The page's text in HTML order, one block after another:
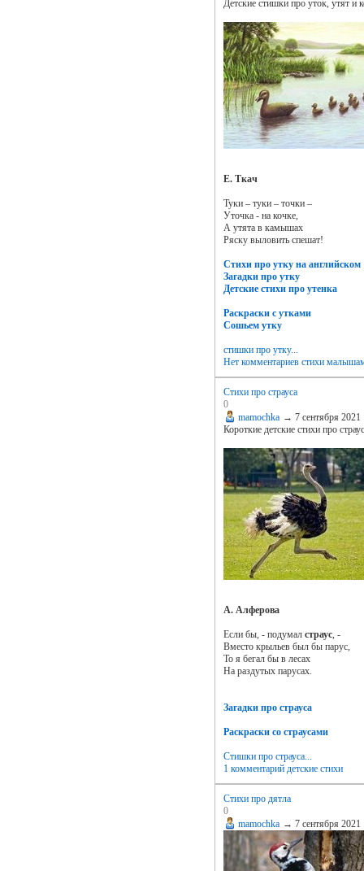
Детские стишки про уток, утят и
Е. Ткач
Туки – туки – точки –
Уточка - на кочке,
А утята в камышах
Ряску выловить спешат!
Стихи про утку на английском
Загадки про утку
Детские стихи про утенка
Раскраски с утками
Сошьем утку
стишки про утку...
Нет комментариев стихи
Стихи про страуса
0
mamochka → 7 сентября 2021
Короткие детские стихи про
А. Алферова
Если бы, - подумал страус, -
Вместо крыльев был бы парус,
То я бегал бы в лесах
На раздутых парусах.
Загадки про страуса
Раскраски со страусами
Стишки про страуса...
1 комментарий детские стихи
Стихи про дятла
0
mamochka → 7 сентября 2021